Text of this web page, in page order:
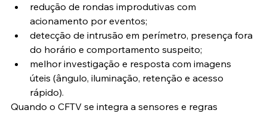
redução de rondas improdutivas com
acionamento por eventos;
detecção de intrusão em perímetro, presença fora
do horário e comportamento suspeito;
melhor investigação e resposta com imagens
úteis (ângulo, iluminação, retenção e acesso
rápido).
Quando o CFTV se integra a sensores e regras